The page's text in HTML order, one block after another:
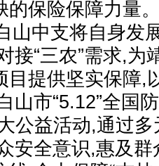
的保险保障力量
山中支将自身发
接“三农”需求,为
目提供坚实保障,
山市“5.12”全国
公益活动,通过
安全意识,惠及